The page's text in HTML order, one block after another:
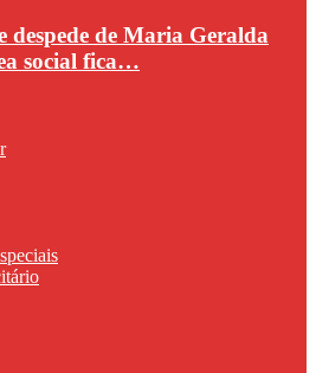
despede de Maria Geralda
social fica…